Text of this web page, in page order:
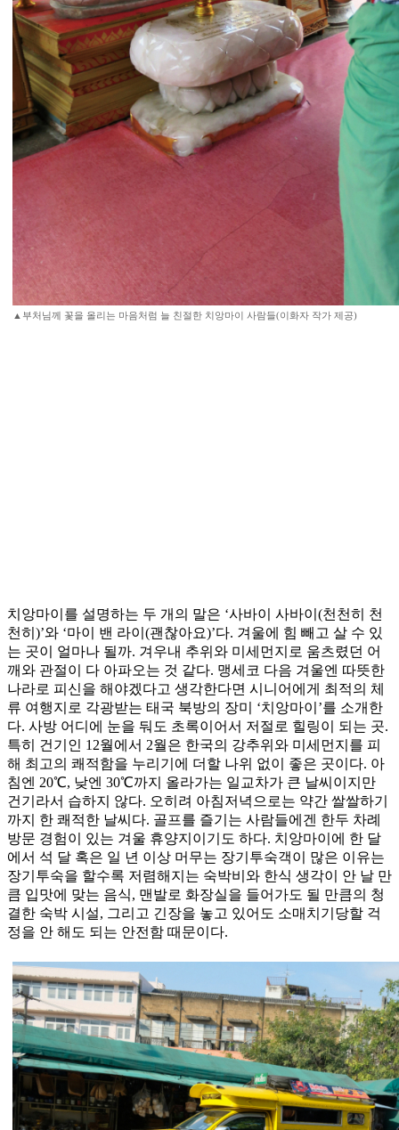
▲부처님께 꽃을 올리는 마음처럼 늘 친절한 치앙마이 사람들(이화자 작가 제공)
치앙마이를 설명하는 두 개의 말은 ‘사바이 사바이(천천히 천
천히)’와 ‘마이 밴 라이(괜찮아요)’다. 겨울에 힘 빼고 살 수 있
는 곳이 얼마나 될까. 겨우내 추위와 미세먼지로 움츠렸던 어
깨와 관절이 다 아파오는 것 같다. 맹세코 다음 겨울엔 따뜻한
나라로 피신을 해야겠다고 생각한다면 시니어에게 최적의 체
류 여행지로 각광받는 태국 북방의 장미 ‘치앙마이’를 소개한
다. 사방 어디에 눈을 둬도 초록이어서 저절로 힐링이 되는 곳.
특히 건기인 12월에서 2월은 한국의 강추위와 미세먼지를 피
해 최고의 쾌적함을 누리기에 더할 나위 없이 좋은 곳이다. 아
침엔 20℃, 낮엔 30℃까지 올라가는 일교차가 큰 날씨이지만
건기라서 습하지 않다. 오히려 아침저녁으로는 약간 쌀쌀하기
까지 한 쾌적한 날씨다. 골프를 즐기는 사람들에겐 한두 차례
방문 경험이 있는 겨울 휴양지이기도 하다. 치앙마이에 한 달
에서 석 달 혹은 일 년 이상 머무는 장기투숙객이 많은 이유는
장기투숙을 할수록 저렴해지는 숙박비와 한식 생각이 안 날 만
큼 입맛에 맞는 음식, 맨발로 화장실을 들어가도 될 만큼의 청
결한 숙박 시설, 그리고 긴장을 놓고 있어도 소매치기당할 걱
정을 안 해도 되는 안전함 때문이다.